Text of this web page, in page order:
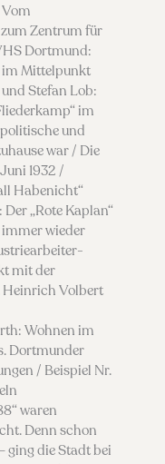
Zentrum für
Dortmund:
im Mittelpunkt
Stefan Lob:
im
und
war / Die
1932 /
Habenicht“
„Rote Kaplan“
immer wieder
mit der
Volbert
Wohnen im
Dortmunder
/ Beispiel Nr.
waren
Denn schon
ging die Stadt bei